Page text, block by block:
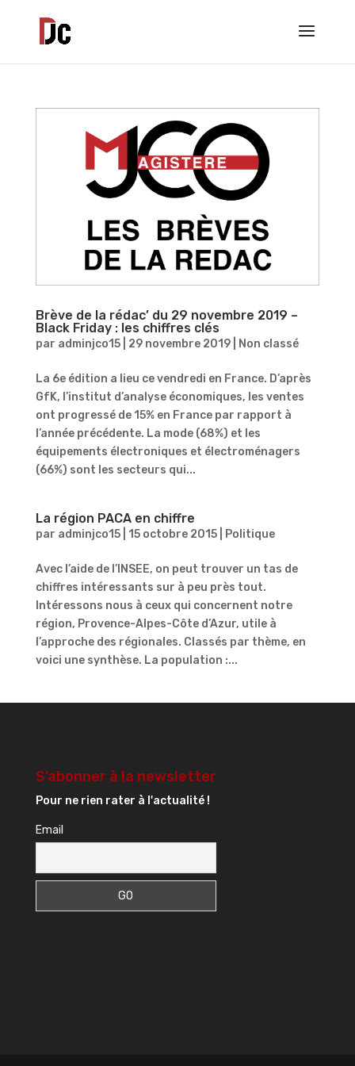
Brève de la rédac’ du 29 novembre 2019 –
Black Friday : les chiffres clés
par adminjco15| 29 novembre 2019| Non classé
La 6e édition a lieu ce vendredi en France. D’après
GfK, l’institut d’analyse économiques, les ventes
ont progressé de 15% en France par rapport à
l’année précédente. La mode (68%) et les
équipements électroniques et électroménagers
(66%) sont les secteurs qui...
La région PACA en chiffre
par adminjco15| 15 octobre 2015| Politique
Avec l’aide de l’INSEE, on peut trouver un tas de
chiffres intéressants sur à peu près tout.
Intéressons nous à ceux qui concernent notre
région, Provence-Alpes-Côte d’Azur, utile à
l’approche des régionales. Classés par thème, en
voici une synthèse. La population :...
S’abonner à la newsletter
Pour ne rien rater à l'actualité !
Email